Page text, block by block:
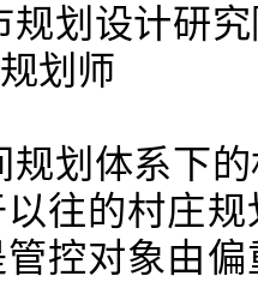
规划设计研
划师
规划体系下
往的村庄
控对象由